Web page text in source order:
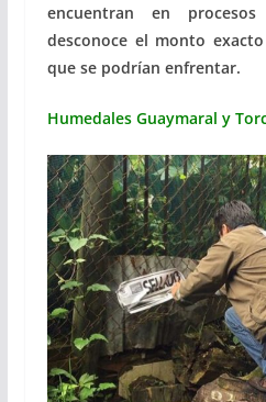
encuentran en
desconoce el monto
que se podrían enfrentar.
Humedales Guaymaral y